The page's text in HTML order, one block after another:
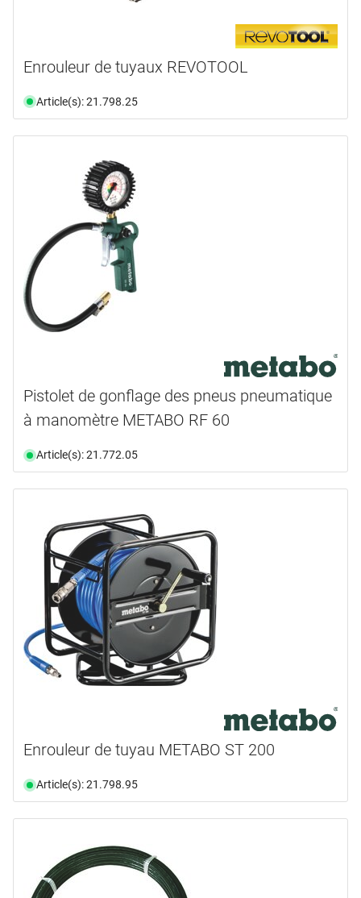
Enrouleur de tuyaux REVOTOOL
Article(s): 21.798.25
Pistolet de gonflage des pneus pneumatique
à manomètre METABO RF 60
Article(s): 21.772.05
Enrouleur de tuyau METABO ST 200
Article(s): 21.798.95